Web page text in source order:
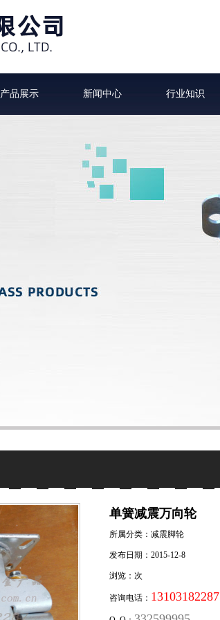
产品展示 新闻中心 行业知识
单簧减震万向轮
所属分类：减震脚轮
发布日期：2015-12-8
浏览： 次
咨询电话： 13103182287